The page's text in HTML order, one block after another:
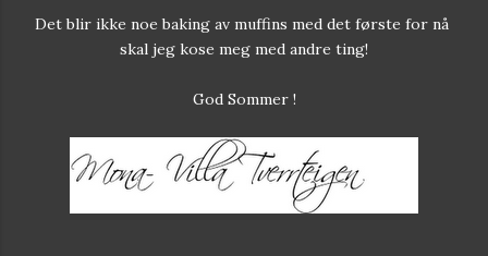
Det blir ikke noe baking av muffins med det første for nå
skal jeg kose meg med andre ting!
God Sommer !